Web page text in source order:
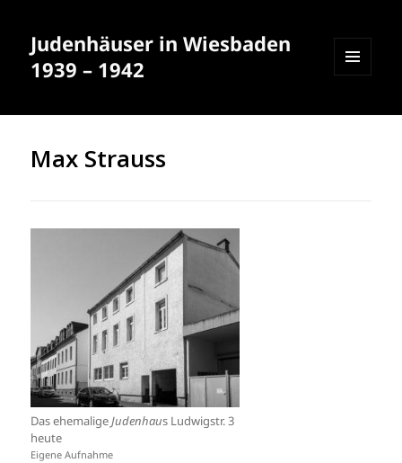
Judenhäuser in Wiesbaden
1939 – 1942
WIDGETS
Max Strauss
Das ehemaligeJudenhaus Ludwigstr. 3
heute
Eigene Aufnahme